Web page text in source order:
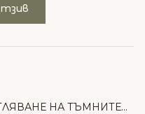
НА ТЪМНИТЕ...